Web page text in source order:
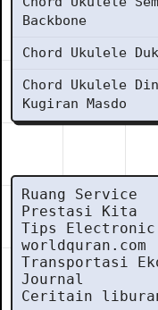
Backbone
Chord Ukulele
Chord Ukulele
Kugiran Masdo
Ruang Service
Prestasi Kita
Tips Electronic
worldquran.com
Transportasi
Journal
Ceritain